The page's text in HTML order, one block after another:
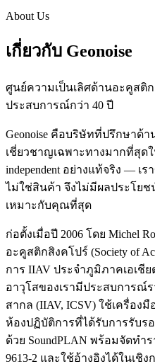
About Us
เกี่ยวกับ Geonoise
ศูนย์ความเป็นเลิศด้านอะคูสติก
ประสบการณ์กว่า 40 ปี
Geonoise คือบริษัทที่ปรึกษาด้
เชี่ยวชาญเฉพาะทางมากที่สุดใ
independent อย่างแท้จริง —
ไม่ใช่สินค้า จึงไม่มีผลประโย
เหมาะกับคุณที่สุด
ก่อตั้งเมื่อปี 2006 โดย Michel
อะคูสติกสิงคโปร์ (Society of
การ IIAV ประจำภูมิภาคเอเชี
อาวุโสของเรามีประสบการณ์
สากล (IIAV, ICSV) ใช้เครื่อง
ห้องปฏิบัติการที่ได้รับการรับรอ
ด้วย SoundPLAN พร้อมจัดทำ
9613-2 และใช้อ้างอิงได้ในเชิ